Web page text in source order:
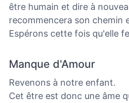
être humain et dire à
recommencera son chemin
Espérons cette fois qu'elle
Manque d'Amour
Revenons à notre enfant.
Cet être est donc une âme